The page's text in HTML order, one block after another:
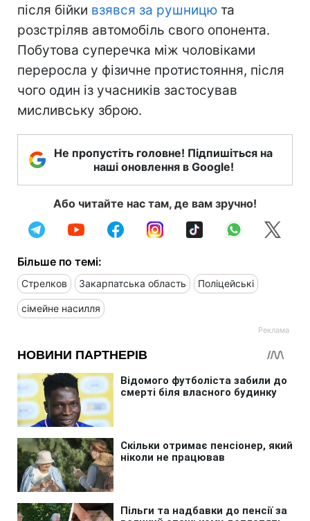
після бійки взявся за рушницю та
розстріляв автомобіль свого опонента.
Побутова суперечка між чоловіками
переросла у фізичне протистояння, після
чого один із учасників застосував
мисливську зброю.
Не пропустіть головне! Підпишіться на
наші оновлення в Google!
Або читайте нас там, де вам зручно!
Більше по темі:
Стрелков Закарпатська область Поліцейські
сімейне насилля